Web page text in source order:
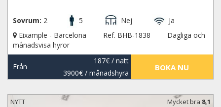
Sovrum: 2 5 Nej
Ja
Eixample - Barcelona
Ref. BHB-1838
Dagliga och
månadsvisa hyror
Från
187€/ natt
3900€/ månadshyra
BOKA NU
NYTT Mycket bra 8,1